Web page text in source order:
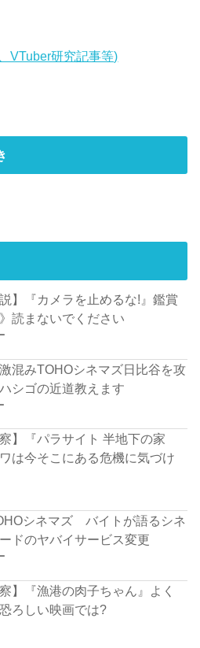
VTuber研究記事等)
説】『カメラを止めるな!』鑑賞
読まないでください
激混みTOHOシネマズ日比谷を攻
シゴの近道教えます
察】『パラサイト 半地下の家
は今そこにある危機に気づけ
シネマズ バイトが語るシネ
ドのヤバイサービス変更
】『漁港の肉子ちゃん』よく
ろしい映画では?